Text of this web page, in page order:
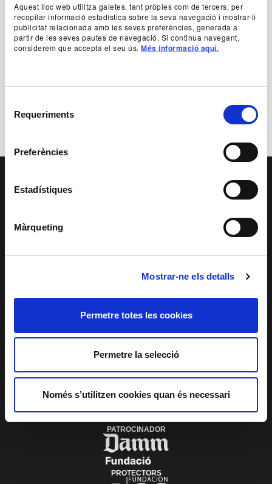
Aquest lloc web utilitza galetes, tant pròpies com de tercers, per
recopilar informació estadística sobre la seva navegació i mostrar-li
publicitat relacionada amb les seves preferències, generada a
partir de les seves pautes de navegació. Si continua navegant,
considerem que accepta el seu ús. Més informació aquí.
Requeriments
Preferències
Estadístiques
Màrqueting
Mostrar-ne els detalls
Permetre totes les cookies
Permetre la selecció
Només s’utilitzen cookies quan és necessari
Foto de cartell L'hostal de les tres
camèlies
© Geraldine Leloutre
Descarregar
PAGE FOOTER
TNC
PLAÇA DE LES ARTS, 1 08013 BARCELONA
INFO@TNC.CAT
SUBSCRIU-TE AL BUTLLETÍ
PATROCINADOR
PROTECTORS